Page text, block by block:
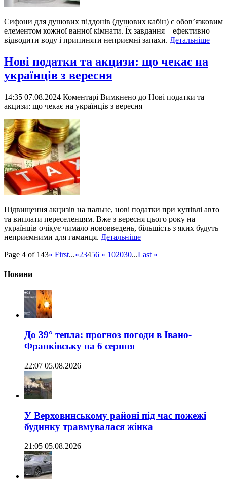
Сифони для душових піддонів (душових кабін) є обов’язковим
елементом кожної ванної кімнати. Їх завдання – ефективно
відводити воду і припиняти неприємні запахи. Детальніше
Нові податки та акцизи: що чекає на
українців з вересня
14:35 07.08.2024 Коментарі Вимкнено до Нові податки та
акцизи: що чекає на українців з вересня
Підвищення акцизів на пальне, нові податки при купівлі авто
та виплати переселенцям. Вже з вересня цього року на
українців очікує чимало нововведень, більшість з яких будуть
неприємними для гаманця. Детальніше
Page 4 of 143« First...«23456 » 102030...Last »
Новини
До 39° тепла: прогноз погоди в Івано-
Франківську на 6 серпня
22:07 05.08.2026
У Верховинському районі під час пожежі
будинку травмувалася жінка
21:05 05.08.2026